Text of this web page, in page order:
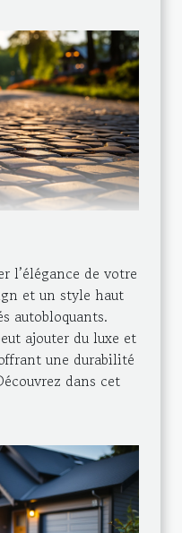
l’élégance de votre
et un style haut
autobloquants.
ajouter du luxe et
une durabilité
dans cet